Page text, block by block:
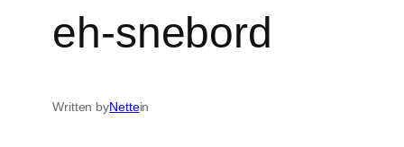
eh-snebord
Written byNettein